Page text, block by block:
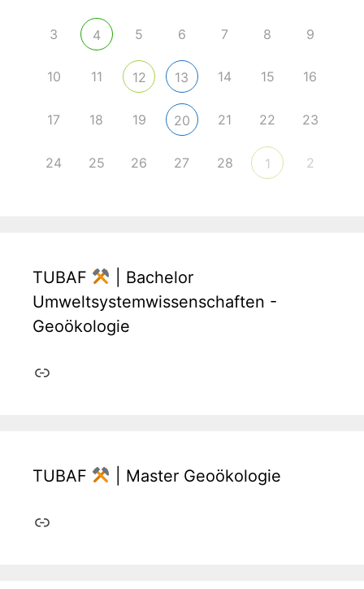
3 4 5 6 7 8 9
10 11 12 13 14 15 16
17 18 19 20 21 22 23
24 25 26 27 28 1 2
TUBAF
| Bachelor
Umweltsystemwissenschaften -
Geoökologie
Link
TUBAF | Master Geoökologie
Link